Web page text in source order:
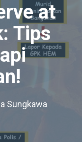
at
Tips
Sungkawa